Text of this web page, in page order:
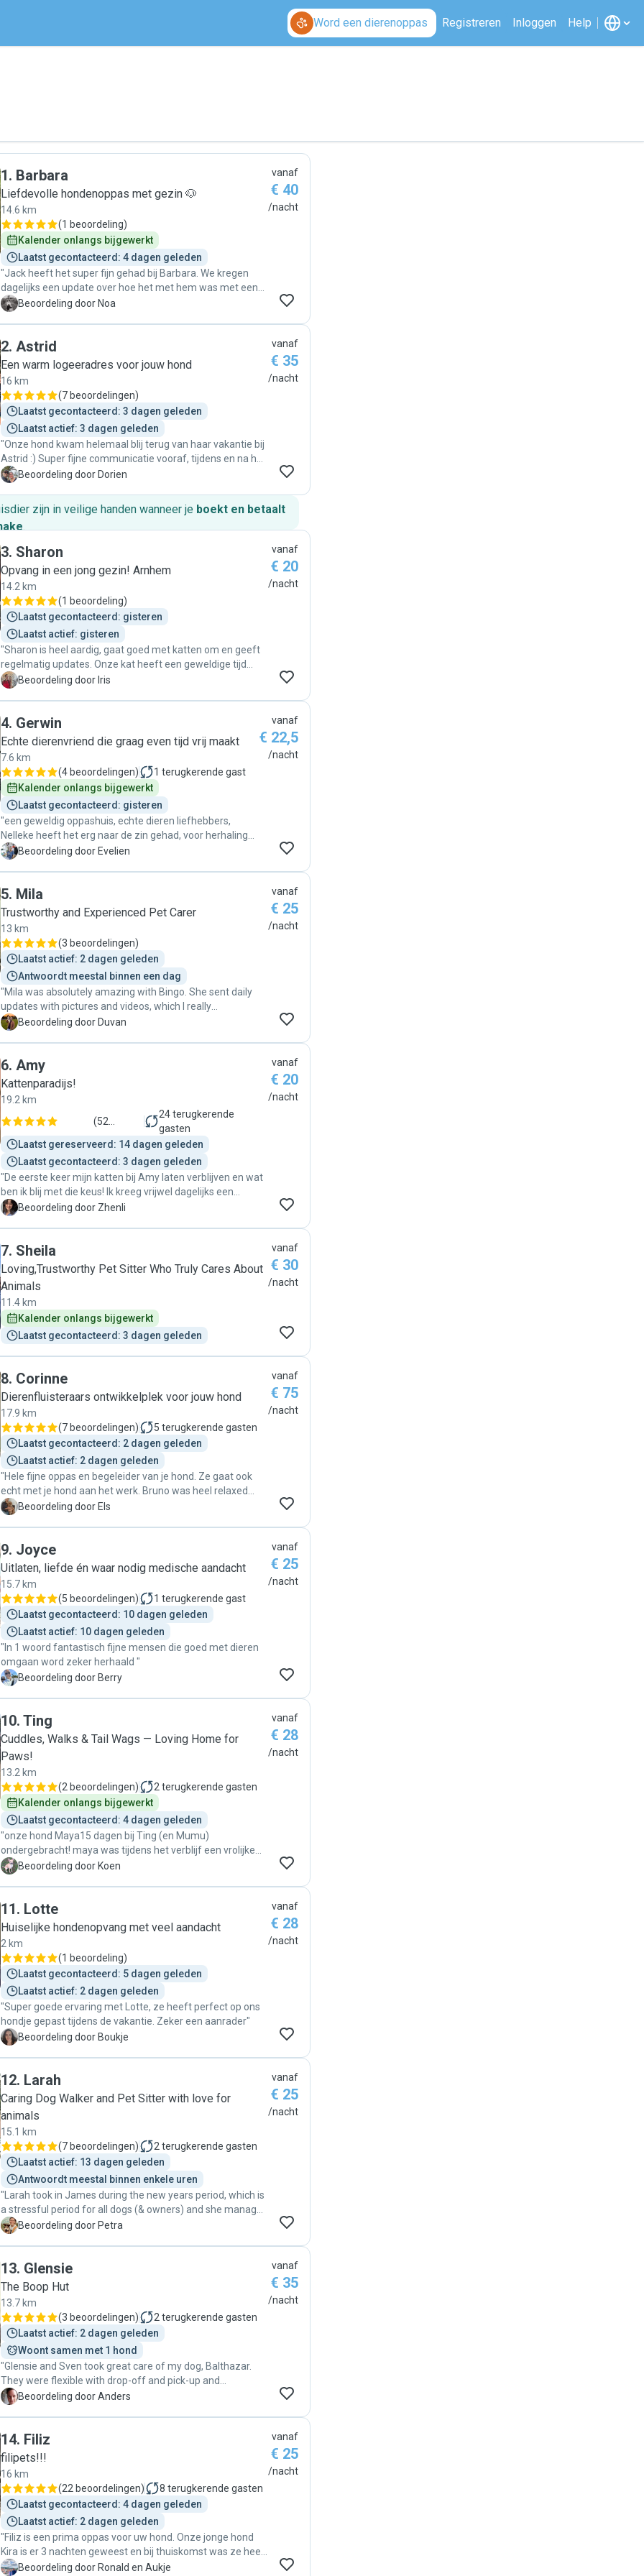
Word een dierenoppas Registreren Inloggen Help
1. Barbara
Liefdevolle hondenoppas met gezin 🐶
14.6 km
(1 beoordeling)
Kalender onlangs bijgewerkt
Laatst gecontacteerd: 4 dagen geleden
"Jack heeft het super fijn gehad bij Barbara. We kregen
dagelijks een update over hoe het met hem was met een
foto. Jack heeft genoten van Barbara en haar gezin en
N Beoordeling door Noa
vanaf
€ 40
/nacht
2. Astrid
Een warm logeeradres voor jouw hond
16 km
(7 beoordelingen)
Laatst gecontacteerd: 3 dagen geleden
Laatst actief: 3 dagen geleden
"Onze hond kwam helemaal blij terug van haar vakantie bij
Astrid :) Super fijne communicatie vooraf, tijdens en na het
verblijf. Ook zeer alert op kleine veranderingen in het
aandacht kreeg en dat ze er erg van heeft genoten. Wij
komen zeker weer terug bij Astrid!"
D Beoordeling door Dorien
vanaf
€ 35
/nacht
zijn in veilige handen wanneer je boekt en betaalt
.
3. Sharon
Opvang in een jong gezin! Arnhem
14.2 km
(1 beoordeling)
Laatst gecontacteerd: gisteren
Laatst actief: gisteren
"Sharon is heel aardig, gaat goed met katten om en geeft
regelmatig updates. Onze kat heeft een geweldige tijd
gehad, raad het zeker aan. "
I Beoordeling door Iris
vanaf
€ 20
/nacht
4. Gerwin
Echte dierenvriend die graag even tijd vrij maakt
7.6 km
(4 beoordelingen) 1 terugkerende gast
Kalender onlangs bijgewerkt
Laatst gecontacteerd: gisteren
"een geweldig oppashuis, echte dieren liefhebbers,
Nelleke heeft het erg naar de zin gehad, voor herhaling
vatbaar. echte toppers."
E Beoordeling door Evelien
vanaf
€ 22,5
/nacht
5. Mila
Trustworthy and Experienced Pet Carer
13 km
(3 beoordelingen)
Laatst actief: 2 dagen geleden
Antwoordt meestal binnen een dag
"Mila was absolutely amazing with Bingo. She sent daily
updates with pictures and videos, which I really
appreciated, and it gave me so much peace of mind. You
home. 💛 Super friendly, attentive, and clearly very
dedicated. Bingo loved his stay with her, and I would
definitely recommend Mila to anyone looking for a great
sitter! 🐶 "
D Beoordeling door Duvan
vanaf
€ 25
/nacht
6. Amy
Kattenparadijs!
19.2 km
(52
beoordelingen)
24 terugkerende
gasten
Laatst gereserveerd: 14 dagen geleden
Laatst gecontacteerd: 3 dagen geleden
"De eerste keer mijn katten bij Amy laten verblijven en wat
ben ik blij met die keus! Ik kreeg vrijwel dagelijks een
update, de katten konden goed wennen en er zijn geen
Amy nu de vaste dierenoppas."
Z Beoordeling door Zhenli
vanaf
€ 20
/nacht
7. Sheila
Loving,Trustworthy Pet Sitter Who Truly Cares About
Animals
11.4 km
Kalender onlangs bijgewerkt
Laatst gecontacteerd: 3 dagen geleden
vanaf
€ 30
/nacht
8. Corinne
Dierenfluisteraars ontwikkelplek voor jouw hond
17.9 km
(7 beoordelingen) 5 terugkerende gasten
Laatst gecontacteerd: 2 dagen geleden
Laatst actief: 2 dagen geleden
"Hele fijne oppas en begeleider van je hond. Ze gaat ook
echt met je hond aan het werk. Bruno was heel relaxed
toen hij terugkwam. Een echte aanrader!!"
E Beoordeling door Els
vanaf
€ 75
/nacht
9. Joyce
Uitlaten, liefde én waar nodig medische aandacht
15.7 km
(5 beoordelingen) 1 terugkerende gast
Laatst gecontacteerd: 10 dagen geleden
Laatst actief: 10 dagen geleden
"In 1 woord fantastisch fijne mensen die goed met dieren
omgaan word zeker herhaald "
B Beoordeling door Berry
vanaf
€ 25
/nacht
10. Ting
Cuddles, Walks & Tail Wags — Loving Home for
Paws!
13.2 km
(2 beoordelingen) 2 terugkerende gasten
Kalender onlangs bijgewerkt
Laatst gecontacteerd: 4 dagen geleden
"onze hond Maya15 dagen bij Ting (en Mumu)
ondergebracht! maya was tijdens het verblijf een vrolijke
hond. dit zagen we ook de filmpjes die we soms kregen.
en goed. dus onze volgende vakantie gaat Maya weer naar
Ting en Mumu!"
K Beoordeling door Koen
vanaf
€ 28
/nacht
11. Lotte
Huiselijke hondenopvang met veel aandacht
2 km
(1 beoordeling)
Laatst gecontacteerd: 5 dagen geleden
Laatst actief: 2 dagen geleden
"Super goede ervaring met Lotte, ze heeft perfect op ons
hondje gepast tijdens de vakantie. Zeker een aanrader"
B Beoordeling door Boukje
vanaf
€ 28
/nacht
12. Larah
Caring Dog Walker and Pet Sitter with love for
animals
15.1 km
(7 beoordelingen) 2 terugkerende gasten
Laatst actief: 13 dagen geleden
Antwoordt meestal binnen enkele uren
"Larah took in James during the new years period, which is
a stressful period for all dogs (& owners) and she managed
greatly! It’s easy to communicate with her, sending pictures
P Beoordeling door Petra
vanaf
€ 25
/nacht
13. Glensie
The Boop Hut
13.7 km
(3 beoordelingen) 2 terugkerende gasten
Laatst actief: 2 dagen geleden
Woont samen met 1 hond
"Glensie and Sven took great care of my dog, Balthazar.
They were flexible with drop-off and pick-up and
communicated well both before and during the stay."
A Beoordeling door Anders
vanaf
€ 35
/nacht
14. Filiz
filipets!!!
16 km
(22 beoordelingen) 8 terugkerende gasten
Laatst gecontacteerd: 4 dagen geleden
Laatst actief: 2 dagen geleden
"Filiz is een prima oppas voor uw hond. Onze jonge hond
Kira is er 3 nachten geweest en bij thuiskomst was ze heel
rustig. Een teken dat ze het prima naar haar zin heeft
R Beoordeling door Ronald en Aukje
vanaf
€ 25
/nacht